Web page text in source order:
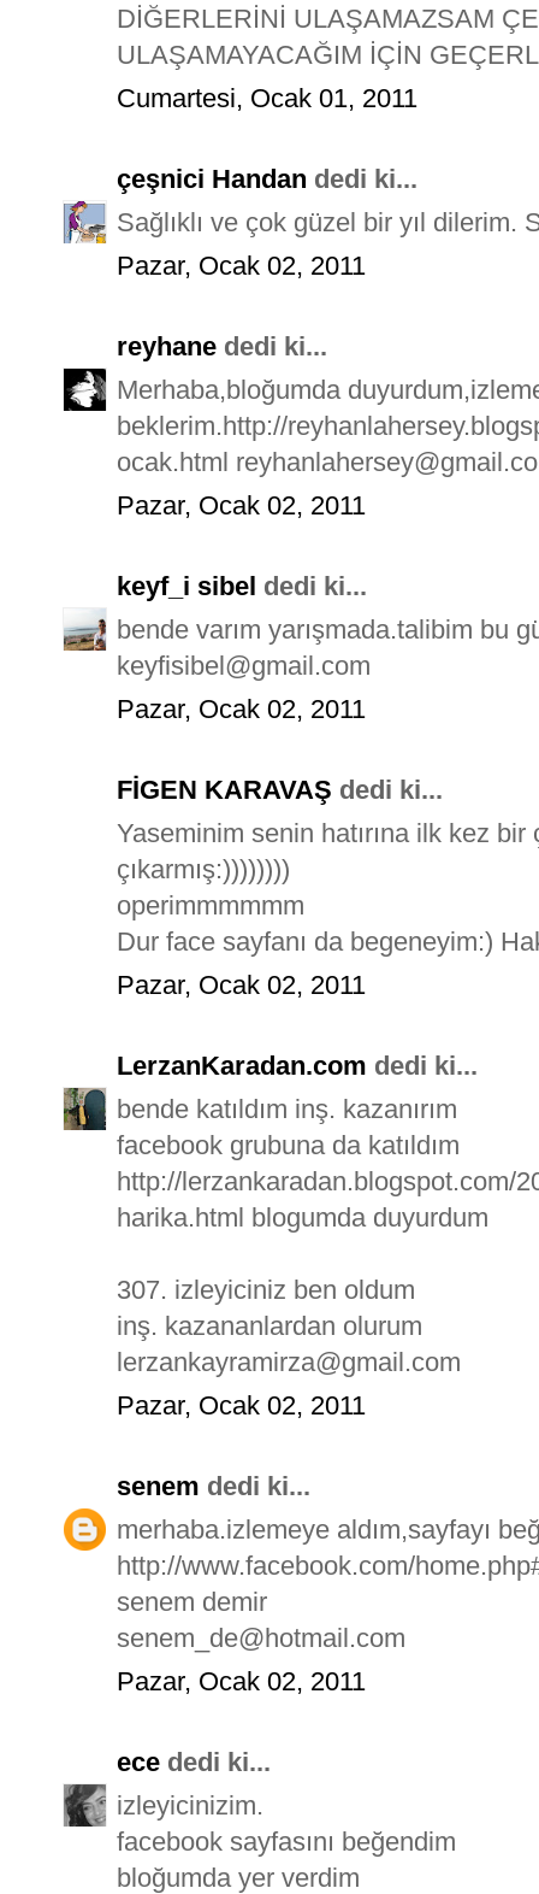
DİĞERLERİNİ ULAŞAMAZSAM
ULAŞAMAYACAĞIM İÇİN
Cumartesi, Ocak 01, 2011
çeşnici Handan dedi ki...
Sağlıklı ve çok güzel bir yıl dilerim.
Pazar, Ocak 02, 2011
reyhane dedi ki...
Merhaba,bloğumda
beklerim.http://
ocak.html
Pazar, Ocak 02, 2011
keyf_i sibel dedi ki...
bende varım yarışmada.talibim bu
keyfisibel@gmail.com
Pazar, Ocak 02, 2011
FİGEN KARAVAŞ dedi ki...
Yaseminim senin hatırına ilk kez
çıkarmış:))))))))
operimmmmmm
Dur face sayfanı da begeneyim:)
Pazar, Ocak 02, 2011
LerzanKaradan.com dedi ki...
bende katıldım inş. kazanırım
facebook grubuna da katıldım
http://lerzankaradan.blogspot.com/
harika.html blogumda duyurdum
307. izleyiciniz ben oldum
inş. kazananlardan olurum
lerzankayramirza@gmail.com
Pazar, Ocak 02, 2011
senem dedi ki...
merhaba.izlemeye aldım,sayfayı
http://www.facebook.com/
senem demir
senem_de@hotmail.com
Pazar, Ocak 02, 2011
ece dedi ki...
izleyicinizim.
facebook sayfasını beğendim
bloğumda yer verdim